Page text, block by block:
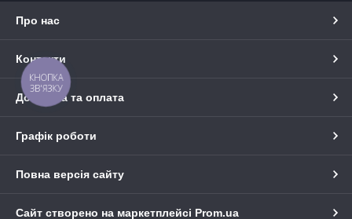
Про нас
Контакти
Доставка та оплата
Графік роботи
Повна версія сайту
Сайт створено на маркетплейсі Prom.ua
КНОПКА
ЗВ'ЯЗКУ